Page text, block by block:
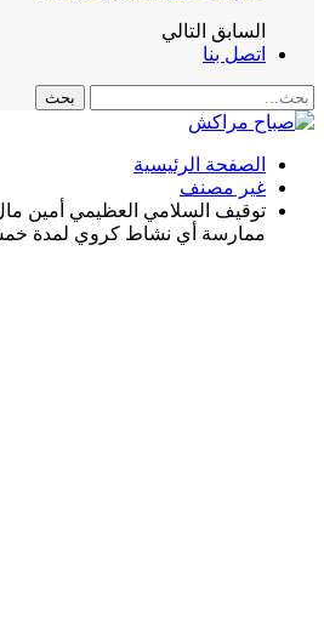
السابق التالي
اتصل بنا
الصفحة الرئيسية
غير مصنف
توقيف السلامي العظيمي أمين
ممارسة أي نشاط كروي لمدة